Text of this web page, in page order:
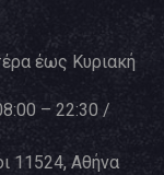
έως Κυριακή
– 22:30 /
11524, Αθήνα